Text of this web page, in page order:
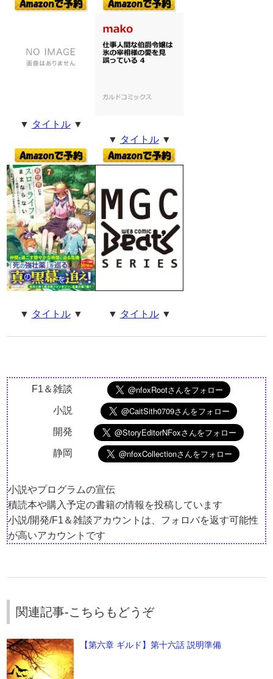
▼ タイトル▼
▼ タイトル▼
▼ タイトル▼ ▼ タイトル▼
F1＆雑談
小説
開発
静岡
小説やプログラムの宣伝
積読本や購入予定の書籍の情報を投稿しています
小説/開発/F1＆雑談アカウントは、フォロバを返す可能性
が高いアカウントです
関連記事-こちらもどうぞ
【第六章 ギルド】第十六話 説明準備